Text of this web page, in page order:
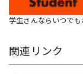
学生さんならいつでも
関連リンク